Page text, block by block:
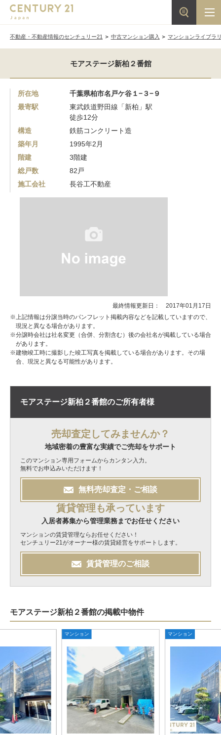
不動産・不動産情報のセンチュリー21 中古マンション購入 マンションライブラ
モアステージ新柏２番館
所在地
千葉県柏市名戸ケ谷１−３−９
最寄駅
東武鉄道野田線「新柏」駅
徒歩12分
構造
鉄筋コンクリート造
築年月
1995年2月
階建
3階建
総戸数
82戸
施工会社
長谷工不動産
最終情報更新日： 2017年01月17日
※上記情報は分譲当時のパンフレット掲載内容などを記載していますので、
現況と異なる場合があります。
※分譲時会社は社名変更（合併、分割含む）後の会社名が掲載している場合
があります。
※建物竣工時に撮影した竣工写真を掲載している場合があります。その場
合、現況と異なる可能性があります。
モアステージ新柏２番館のご所有者様
売却査定してみませんか？
地域密着の豊富な実績でご売却をサポート
このマンション専用フォームからカンタン入力。
無料でお申込みいただけます！
無料売却査定・ご相談
賃貸管理も承っています
入居者募集から管理業務までお任せください
マンションの賃貸管理ならお任せください！
センチュリー21がオーナー様の賃貸経営をサポートします。
賃貸管理のご相談
モアステージ新柏２番館の掲載中物件
マンション マンション